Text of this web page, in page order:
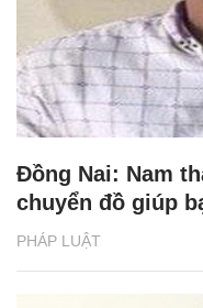
PHÁP LUẬT
Đồng Nai: Nam
chuyển đồ giúp